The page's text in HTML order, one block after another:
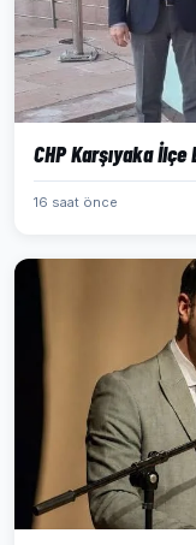
CHP Karşıyaka İlçe
16 saat önce